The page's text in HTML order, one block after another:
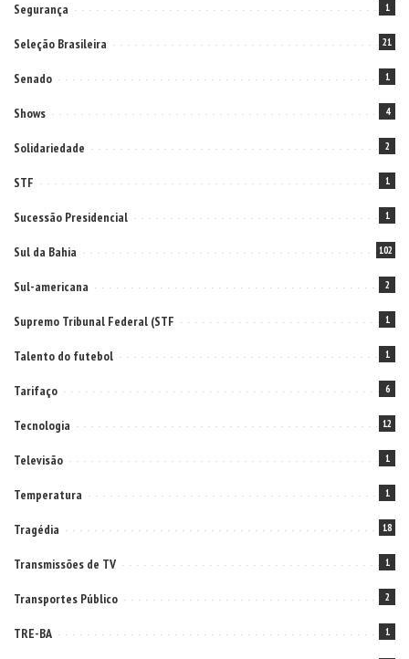
Segurança 1
Seleção Brasileira 21
Senado 1
Shows 4
Solidariedade 2
STF 1
Sucessão Presidencial 1
Sul da Bahia 102
Sul-americana 2
Supremo Tribunal Federal (STF 1
Talento do futebol 1
Tarifaço 6
Tecnologia 12
Televisão 1
Temperatura 1
Tragédia 18
Transmissões de TV 1
Transportes Público 2
TRE-BA 1